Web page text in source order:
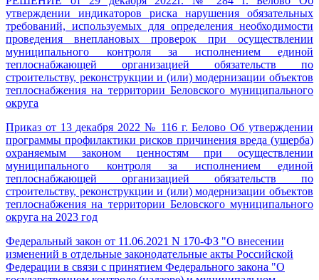
утверждении индикаторов риска нарушения обязательных
требований, используемых для определения необходимости
проведения внеплановых проверок при осуществлении
муниципального контроля за исполнением единой
теплоснабжающей организацией обязательств по
строительству, реконструкции и (или) модернизации объектов
теплоснабжения на территории Беловского муниципального
округа
Приказ от 13 декабря 2022 № 116 г. Белово Об утверждении
программы профилактики рисков причинения вреда (ущерба)
охраняемым законом ценностям при осуществлении
муниципального контроля за исполнением единой
теплоснабжающей организацией обязательств по
строительству, реконструкции и (или) модернизации объектов
теплоснабжения на территории Беловского муниципального
округа на 2023 год
Федеральный закон от 11.06.2021 N 170-ФЗ "О внесении
изменений в отдельные законодательные акты Российской
Федерации в связи с принятием Федерального закона "О